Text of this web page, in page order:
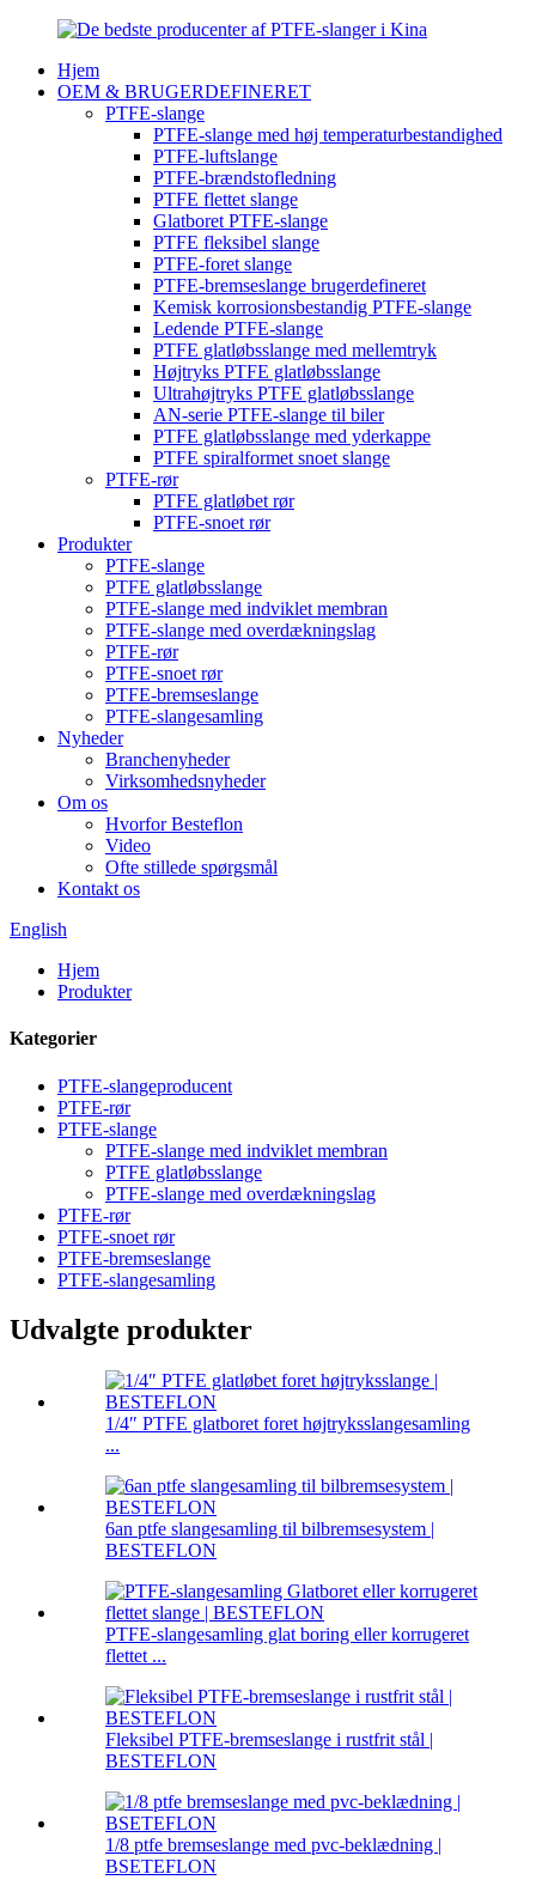
Hjem
OEM & BRUGERDEFINERET
PTFE-slange
PTFE-slange med høj temperaturbestandighed
PTFE-luftslange
PTFE-brændstofledning
PTFE flettet slange
Glatboret PTFE-slange
PTFE fleksibel slange
PTFE-foret slange
PTFE-bremseslange brugerdefineret
Kemisk korrosionsbestandig PTFE-slange
Ledende PTFE-slange
PTFE glatløbsslange med mellemtryk
Højtryks PTFE glatløbsslange
Ultrahøjtryks PTFE glatløbsslange
AN-serie PTFE-slange til biler
PTFE glatløbsslange med yderkappe
PTFE spiralformet snoet slange
PTFE-rør
PTFE glatløbet rør
PTFE-snoet rør
Produkter
PTFE-slange
PTFE glatløbsslange
PTFE-slange med indviklet membran
PTFE-slange med overdækningslag
PTFE-rør
PTFE-snoet rør
PTFE-bremseslange
PTFE-slangesamling
Nyheder
Branchenyheder
Virksomhedsnyheder
Om os
Hvorfor Besteflon
Video
Ofte stillede spørgsmål
Kontakt os
English
Hjem
Produkter
Kategorier
PTFE-slangeproducent
PTFE-rør
PTFE-slange
PTFE-slange med indviklet membran
PTFE glatløbsslange
PTFE-slange med overdækningslag
PTFE-rør
PTFE-snoet rør
PTFE-bremseslange
PTFE-slangesamling
Udvalgte produkter
1/4″ PTFE glatboret foret højtryksslangesamling
...
6an ptfe slangesamling til bilbremsesystem |
BESTEFLON
PTFE-slangesamling glat boring eller korrugeret
flettet ...
Fleksibel PTFE-bremseslange i rustfrit stål |
BESTEFLON
1/8 ptfe bremseslange med pvc-beklædning |
BSETEFLON